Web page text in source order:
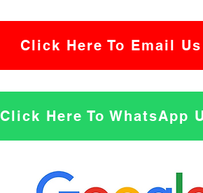
Click Here To Email Us
Click Here To WhatsApp